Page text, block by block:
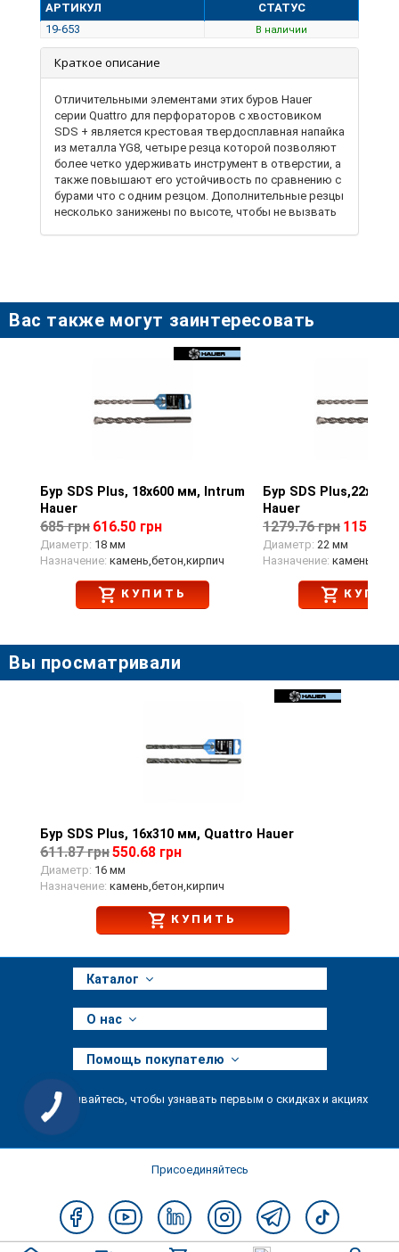
АРТИКУЛ
СТАТУС
19-653
В наличии
Краткое описание
Отличительными элементами этих буров Hauer
серии Quattro для перфораторов с хвостовиком
SDS + является крестовая твердосплавная напайка
из металла YG8, четыре резца которой позволяют
более четко удерживать инструмент в отверстии, а
также повышают его устойчивость по сравнению с
бурами что с одним резцом. Дополнительные резцы
несколько занижены по высоте, чтобы не вызвать
лучше и быстрее отводит крошку из отверстия, что
существенно сокращает расход времени и
повышает эффективность сверления. Особоя
обеспечивают лучшую передачу энергии удара на
головку. Предназначены для сверления отверстий
Вас также могут заинтересовать
Просмотр товара
Бур SDS Plus, 18х600 мм, Intrum
Hauer
685 грн 616.50 грн
Диаметр: 18 мм
Назначение: камень,бетон,кирпич
КУПИТЬ
Просмотр
Бур SDS
Hauer
1279.76 грн 1151.78
Диаметр: 22 мм
Назначение:
Вы просматривали
Просмотр товара
Бур SDS Plus, 16x310 мм, Quattro Hauer
611.87 грн550.68 грн
Диаметр: 16 мм
Назначение: камень,бетон,кирпич
КУПИТЬ
Каталог
О нас
Помощь покупателю
Подписывайтесь, чтобы узнавать первым о скидках и акциях
Присоединяйтесь